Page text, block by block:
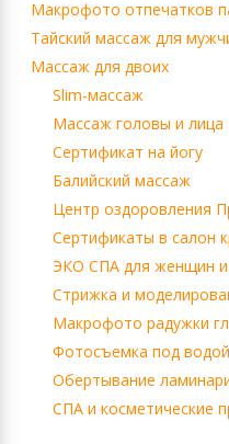
Макрофото отпечатков
Тайский массаж для
Массаж для двоих
Slim-массаж
Массаж головы и лица
Сертификат на йогу
Балийский массаж
Центр оздоровления
Сертификаты в салон
ЭКО СПА для женщин
Стрижка и
Макрофото радужки
Фотосъемка под водой
Обертывание
СПА и косметические